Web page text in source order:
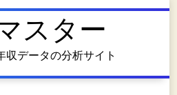
マスター
収データの分析サイト